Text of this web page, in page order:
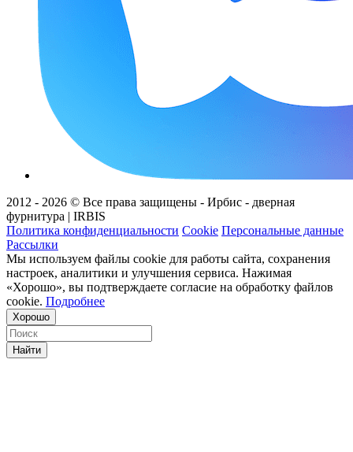
2012 - 2026 © Все права защищены - Ирбис - дверная
фурнитура | IRBIS
Политика конфиденциальности Cookie Персональные данные
Рассылки
Мы используем файлы cookie для работы сайта, сохранения
настроек, аналитики и улучшения сервиса. Нажимая
«Хорошо», вы подтверждаете согласие на обработку файлов
cookie. Подробнее
Хорошо
Найти